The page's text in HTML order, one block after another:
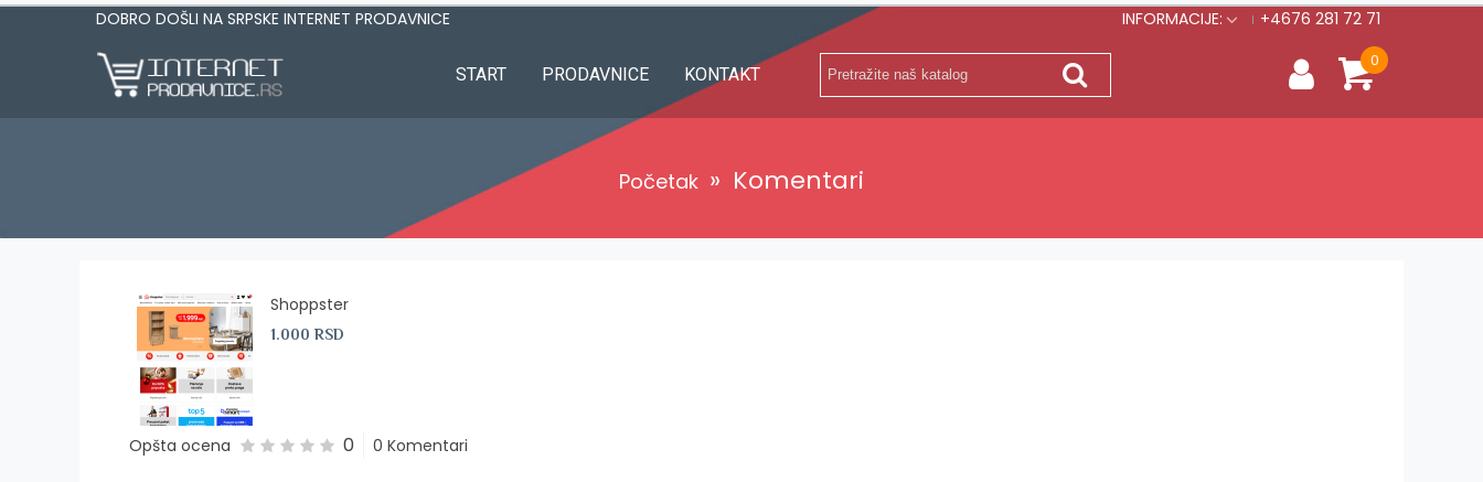
DOBRO DOŠLI NA SRPSKE INTERNET PRODAVNICE INFORMACIJE: +4676 281 72 71
START PRODAVNICE KONTAKT
0
Početak » Komentari
Shoppster
1.000 RSD
Opšta ocena 0 0 Komentari